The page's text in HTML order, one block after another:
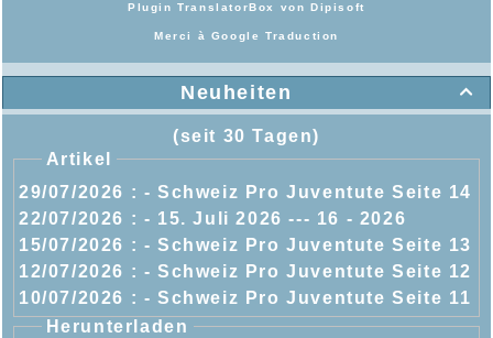
Plugin TranslatorBox vonDipisoft
Merci à Google Traduction

Neuheiten
(seit 30 Tagen)
Artikel
29/07/2026 : - Schweiz Pro Juventute Seite 14
22/07/2026 :
- 15. Juli 2026 --- 16 - 2026
15/07/2026 : - Schweiz Pro Juventute Seite 13
12/07/2026 : - Schweiz Pro Juventute Seite 12
10/07/2026 : - Schweiz Pro Juventute Seite 11
Herunterladen